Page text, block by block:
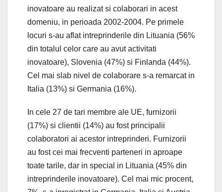
inovatoare au realizat si colaborari in acest
domeniu, in perioada 2002-2004. Pe primele
locuri s-au aflat intreprinderile din Lituania (56%
din totalul celor care au avut activitati
inovatoare), Slovenia (47%) si Finlanda (44%).
Cel mai slab nivel de colaborare s-a remarcat in
Italia (13%) si Germania (16%).
In cele 27 de tari membre ale UE, furnizorii
(17%) si clientii (14%) au fost principalii
colaboratori ai acestor intreprinderi. Furnizorii
au fost cei mai frecventi parteneri in aproape
toate tarile, dar in special in Lituania (45% din
intreprinderile inovatoare). Cel mai mic procent,